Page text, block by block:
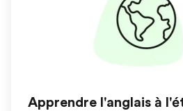
Apprendre l'anglais à